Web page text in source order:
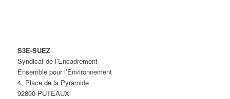
S3E-SUEZ
Syndicat de l’Encadrement
Ensemble pour l’Environnement
4, Place de la Pyramide
92800 PUTEAUX